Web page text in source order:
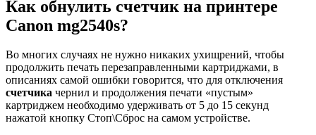
Как обнулить счетчик на принтере
Canon mg2540s?
Во многих случаях не нужно никаких ухищрений, чтобы
продолжить печать перезаправленными картриджами, в
описаниях самой ошибки говорится, что для отключения
счетчика чернил и продолжения печати «пустым»
картриджем необходимо удерживать от 5 до 15 секунд
нажатой кнопку Стоп\Сброс на самом устройстве.